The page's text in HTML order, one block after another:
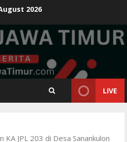
2026
LIVE
KA JPL 203 di Desa Sanankulon